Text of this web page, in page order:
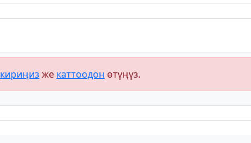
кириңиз же каттоодон өтүңүз.